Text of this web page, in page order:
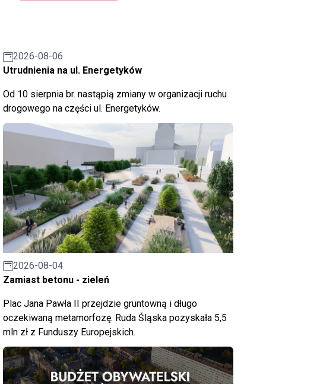
2026-08-06
Utrudnienia na ul. Energetyków
Od 10 sierpnia br. nastąpią zmiany w organizacji ruchu
drogowego na części ul. Energetyków.
2026-08-04
Zamiast betonu - zieleń
Plac Jana Pawła II przejdzie gruntowną i długo
oczekiwaną metamorfozę. Ruda Śląska pozyskała 5,5
mln zł z Funduszy Europejskich.